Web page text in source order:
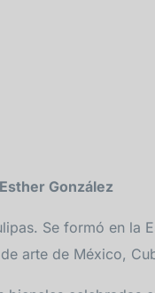
Esther González
Se formó en la
arte de México,